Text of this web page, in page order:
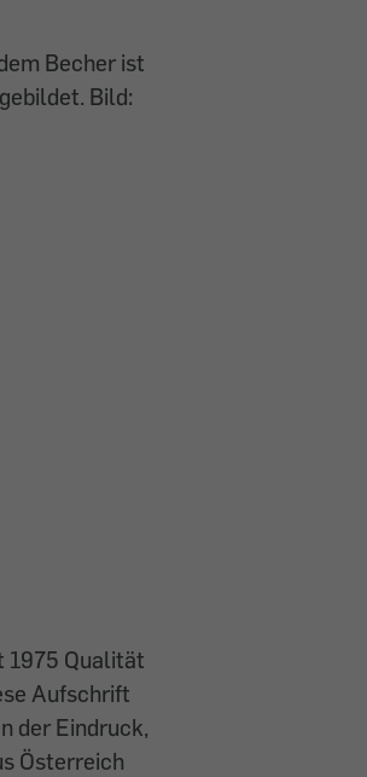
Becher ist
Bild:
1975 Qualität
Aufschrift
der Eindruck,
Österreich